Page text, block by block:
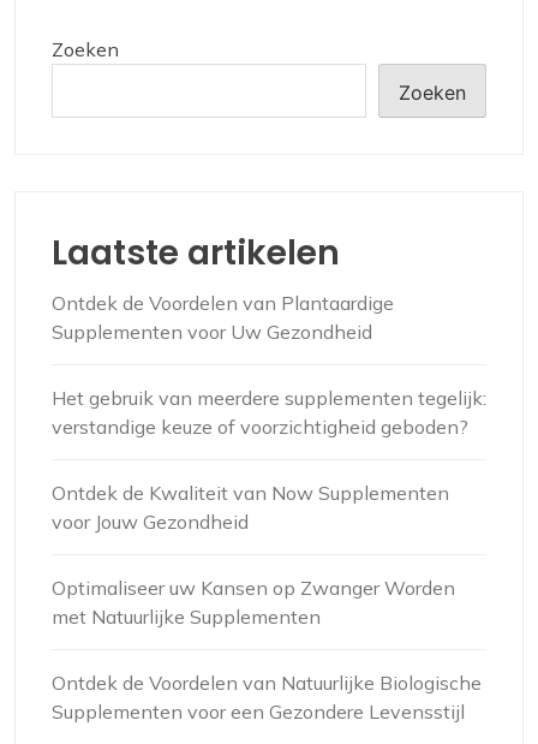
Zoeken
Zoeken
Laatste artikelen
Ontdek de Voordelen van Plantaardige
Supplementen voor Uw Gezondheid
Het gebruik van meerdere supplementen tegelijk:
verstandige keuze of voorzichtigheid geboden?
Ontdek de Kwaliteit van Now Supplementen
voor Jouw Gezondheid
Optimaliseer uw Kansen op Zwanger Worden
met Natuurlijke Supplementen
Ontdek de Voordelen van Natuurlijke Biologische
Supplementen voor een Gezondere Levensstijl